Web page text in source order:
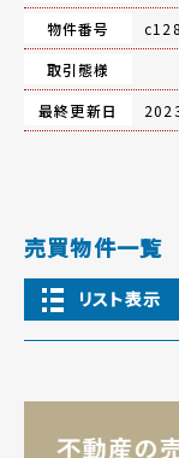
物件番号
取引態様
最終更新日
売買物件一覧
リスト表示